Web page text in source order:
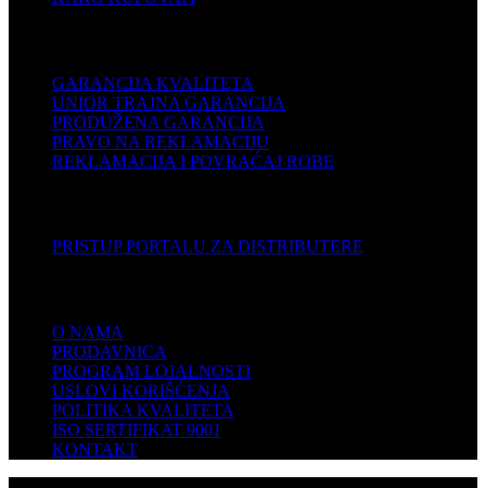
GARANCIJA KVALITETA
UNIOR TRAJNA GARANCIJA
PRODUŽENA GARANCIJA
PRAVO NA REKLAMACIJU
REKLAMACIJA I POVRAĆAJ ROBE
PRISTUP PORTALU ZA DISTRIBUTERE
O NAMA
PRODAVNICA
PROGRAM LOJALNOSTI
USLOVI KORIŠĆENJA
POLITIKA KVALITETA
ISO SERTIFIKAT 9001
KONTAKT